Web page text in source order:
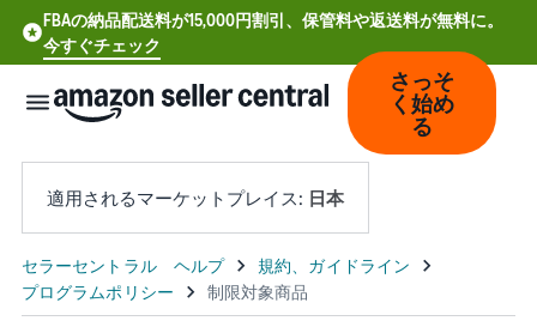
FBAの納品配送料が15,000円割引、保管料や返送料が無料に。
今すぐチェック
中
文
さっそ
く始め
る
適用されるマーケットプレイス: 日本